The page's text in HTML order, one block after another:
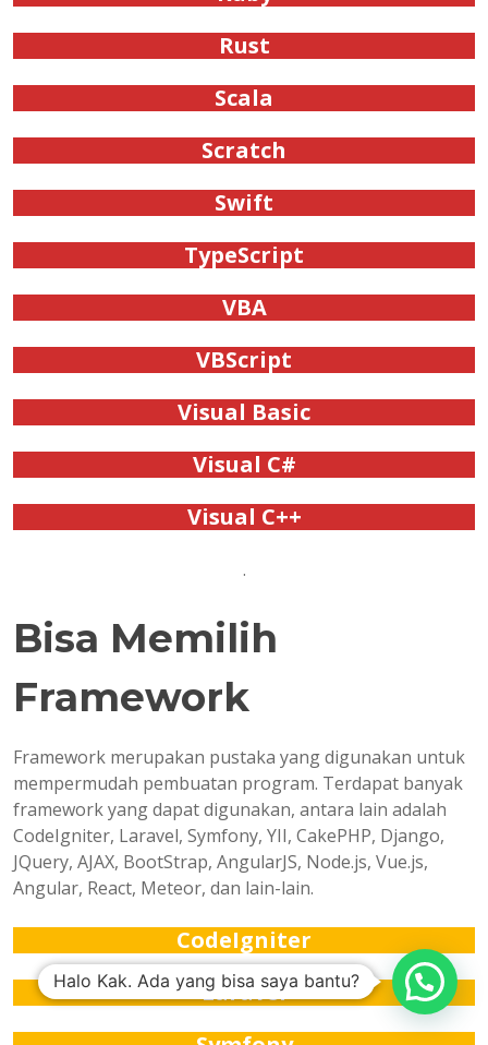
Rust
Scala
Scratch
Swift
TypeScript
VBA
VBScript
Visual Basic
Visual C#
Visual C++
.
Bisa Memilih
Framework
Framework merupakan pustaka yang digunakan untuk
mempermudah pembuatan program. Terdapat banyak
framework yang dapat digunakan, antara lain adalah
CodeIgniter, Laravel, Symfony, YII, CakePHP, Django,
JQuery, AJAX, BootStrap, AngularJS, Node.js, Vue.js,
Angular, React, Meteor, dan lain-lain.
CodeIgniter
Laravel
Halo Kak. Ada yang bisa saya bantu?